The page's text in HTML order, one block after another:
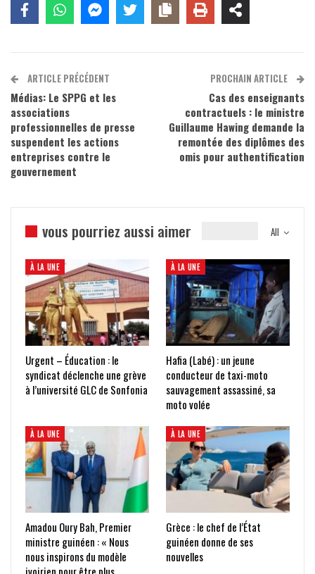
ARTICLE PRÉCÉDENT
Médias: Le SPPG et les
associations
professionnelles de presse
suspendent les actions
entreprises contre le
gouvernement
PROCHAIN ARTICLE
Cas des enseignants
contractuels : le ministre
Guillaume Hawing demande la
remontée des diplômes des
omis pour authentification
All
vous pourriez aussi aimer
À LA UNE
Urgent – Éducation : le
syndicat déclenche une grève
à l’université GLC de Sonfonia
À LA UNE
Hafia (Labé) : un jeune
conducteur de taxi-moto
sauvagement assassiné, sa
moto volée
À LA UNE
Amadou Oury Bah, Premier
ministre guinéen : « Nous
nous inspirons du modèle
À LA UNE
Grèce : le chef de l’État
guinéen donne de ses
nouvelles